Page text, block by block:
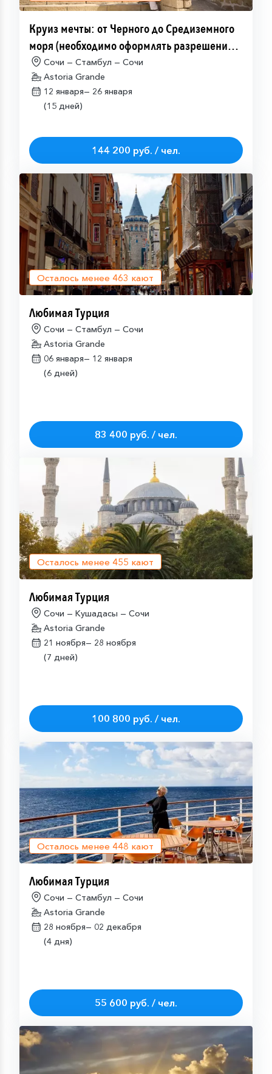
Круиз мечты: от Черного до Средиземного
моря (необходимо оформлять разрешение
на посещение Израиля (ETA-IL)
Сочи — Стамбул — Сочи
Astoria Grande
12 января— 26 января
(15 дней)
144 200 руб. / чел.
Осталось менее 463 кают
Любимая Турция
Сочи — Стамбул — Сочи
Astoria Grande
06 января— 12 января
(6 дней)
83 400 руб. / чел.
Осталось менее 455 кают
Любимая Турция
Сочи — Кушадасы — Сочи
Astoria Grande
21 ноября— 28 ноября
(7 дней)
100 800 руб. / чел.
Осталось менее 448 кают
Любимая Турция
Сочи — Стамбул — Сочи
Astoria Grande
28 ноября— 02 декабря
(4 дня)
55 600 руб. / чел.